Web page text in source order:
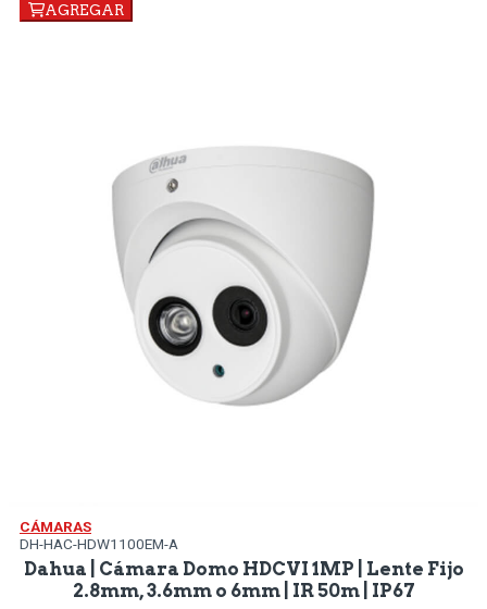
AGREGAR
CÁMARAS
DH-HAC-HDW1100EM-A
Dahua | Cámara Domo HDCVI 1MP | Lente Fijo
2.8mm, 3.6mm o 6mm | IR 50m | IP67